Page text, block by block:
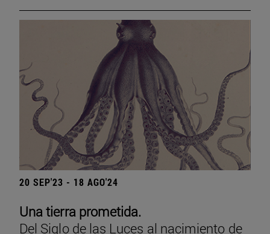
20 SEP'23 - 18 AGO'24
Una tierra prometida.
Del Siglo de las Luces al nacimiento de